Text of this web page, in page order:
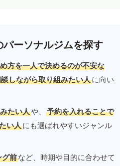
ーソナルジムを探す
方を一人で決めるのが不安な
しながら取り組みたい人に向い
たい人や、
予約を入れることで
い人にも選ばれやすいジャンル
グ前など、時期や目的に合わせて